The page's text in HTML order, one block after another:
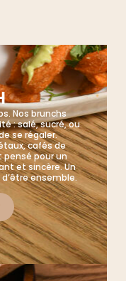
Nos brunchs
: salé, sucré, ou
se régaler.
cafés de
pour un
et sincère. Un
ensemble.